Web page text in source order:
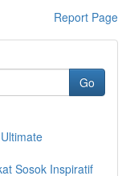
Report Page
Go
Sosok Inspiratif